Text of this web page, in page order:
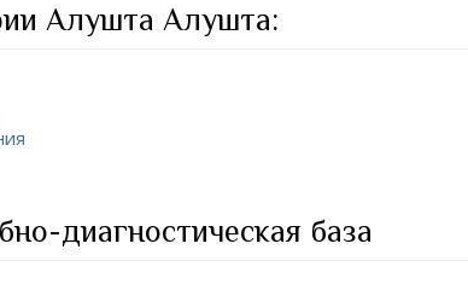
Алушта Алушта:
диагностическая база